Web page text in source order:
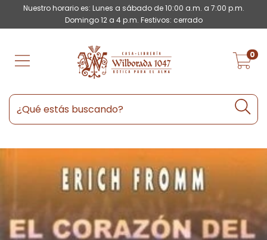
Nuestro horario es: Lunes a sábado de 10:00 a.m. a 7:00 p.m.
Domingo 12 a 4 p.m. Festivos: cerrado
0